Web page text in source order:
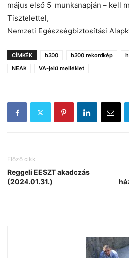
május első 5. munkanapján – kell
Tisztelettel,
Nemzeti Egészségbiztosítási
CÍMKÉK b300 b300 rekordkép
NEAK
VA-jelű melléklet
Előző cikk
Reggeli EESZT akadozás
(2024.01.31.)